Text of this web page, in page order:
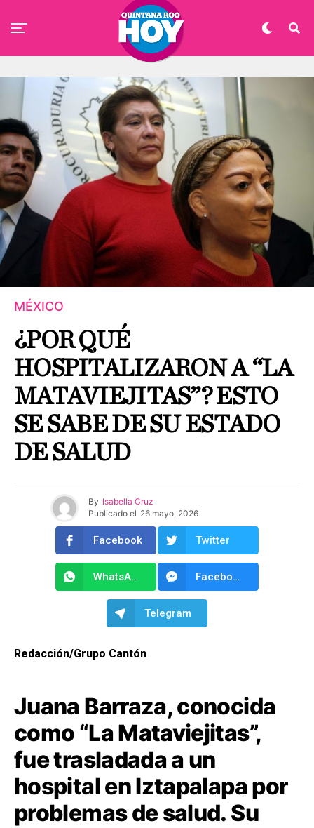
MÉXICO
¿POR QUÉ
HOSPITALIZARON A “LA
MATAVIEJITAS”? ESTO
SE SABE DE SU ESTADO
DE SALUD
By Isabella Cruz
Publicado el 26 mayo, 2026
Facebook Twitter
WhatsApp Facebook Messenger
Telegram
Redacción/Grupo Cantón
Juana Barraza, conocida
como “La Mataviejitas”,
fue trasladada a un
hospital en Iztapalapa por
problemas de salud. Su